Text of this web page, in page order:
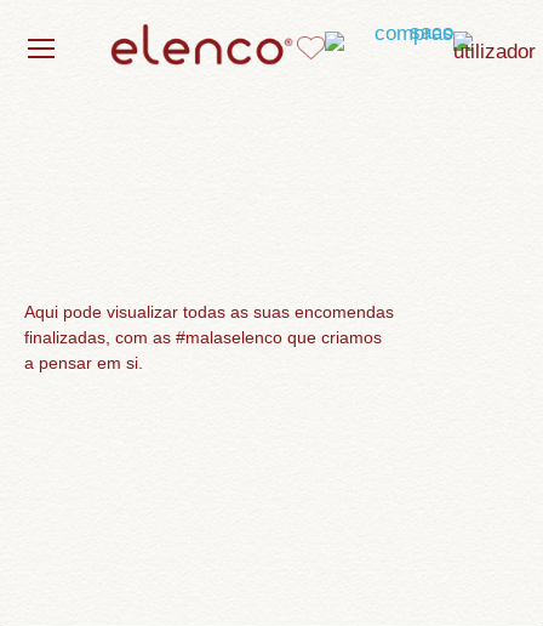
Aqui pode visualizar todas as suas encomendas
finalizadas, com as #malaselenco que criamos
a pensar em si.